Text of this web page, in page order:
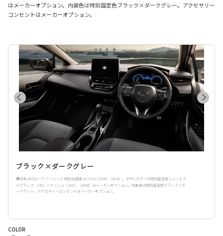
はメーカーオプション。内装色は特別設定色ブラック×ダークグレー。アクセサリー
コンセントはメーカーオプション。
ブラック×ダークグレー
■写真はカローラ ツーリング 特別仕様車 ACTIVE SPORT（2WD）。ボディカラーの特別設定色ニュートラ
ルブラック〈229〉×アッシュ〈1M2〉［M89］はメーカーオプション。内装色は特別設定色ブラック×ダ
ークグレー。アクセサリーコンセントはメーカーオプション。
COLOR